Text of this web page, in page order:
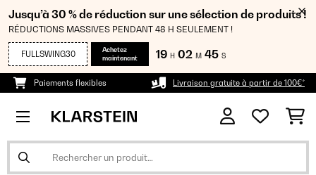
Jusqu’à 30 % de réduction sur une sélection de produits !
RÉDUCTIONS MASSIVES PENDANT 48 H SEULEMENT !
FULLSWING30
Achetez
maintenant
19 H 02 M 45 S
Paiements flexibles Livraison gratuite à partir de 100€*